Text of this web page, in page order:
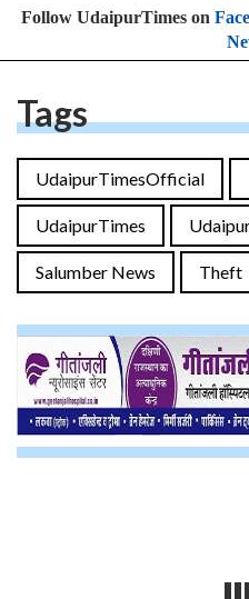
Follow UdaipurTimes on
Tags
UdaipurTimesOfficial
UdaipurTimes
Salumber News Theft